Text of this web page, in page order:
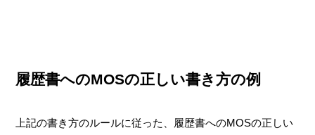
履歴書へのMOSの正しい書き方の例
上記の書き方のルールに従った、履歴書へのMOSの正しい